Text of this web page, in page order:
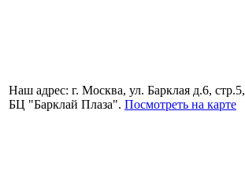
Наш адрес: г. Москва, ул. Барклая д.6, стр.5,
БЦ "Барклай Плаза". Посмотреть на карте